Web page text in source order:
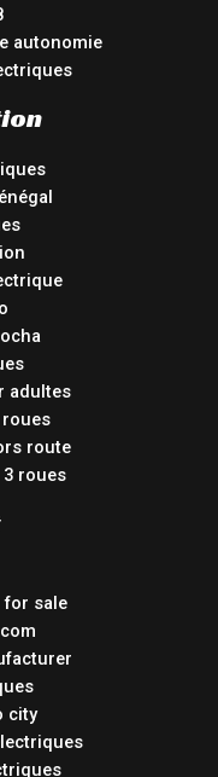
autonomie
adultes
route
roues
for sale
city